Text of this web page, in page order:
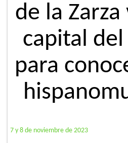
de la Zarza
capital
para
7 y 8 de noviembre de 2023